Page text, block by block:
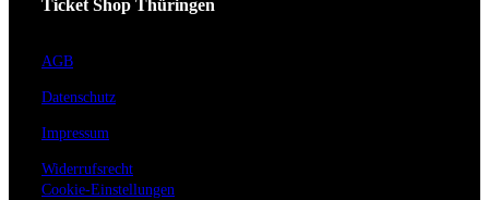
Ticket Shop Thüringen
AGB
Datenschutz
Impressum
Widerrufsrecht
Cookie-Einstellungen